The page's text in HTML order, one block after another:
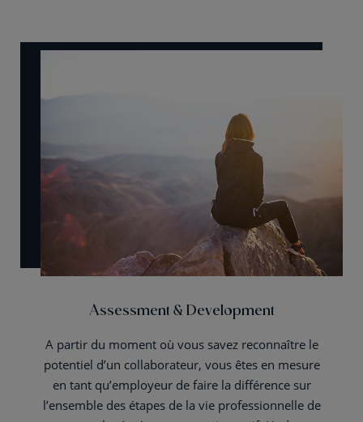
Assessment & Development
A partir du moment où vous savez reconnaître le
potentiel d’un collaborateur, vous êtes en mesure
en tant qu’employeur de faire la différence sur
l’ensemble des étapes de la vie professionnelle de